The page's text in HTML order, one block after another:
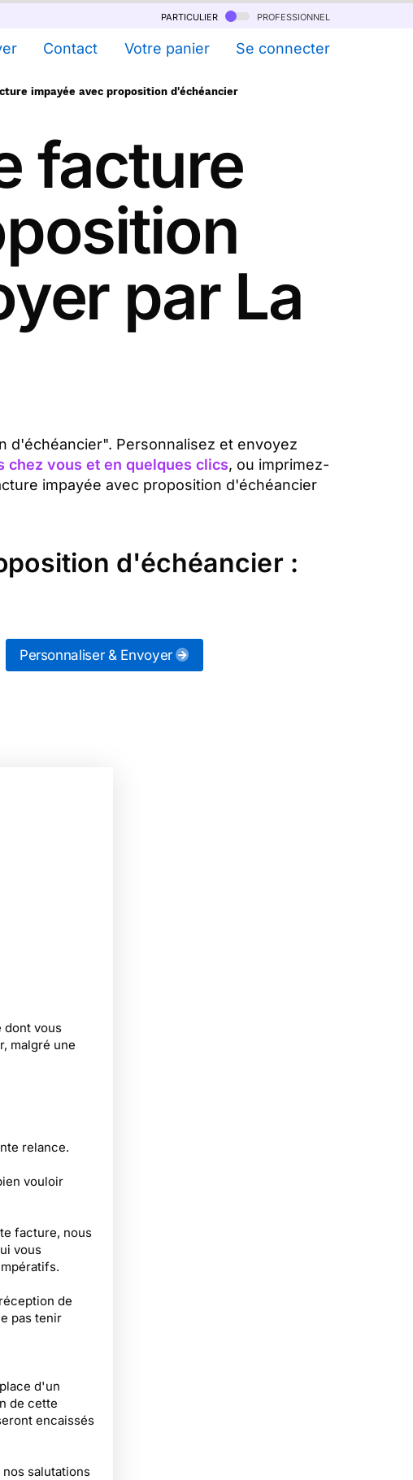
particulier professionnel
Contact Votre panier Se connecter
impayée avec proposition d'échéancier
facture
par La
d'échéancier". Personnalisez et envoyez
chez vous et en quelques clics, ou imprimez-
impayée avec proposition d'échéancier
d'échéancier :
Personnaliser & Envoyer
dont vous
malgré une
relance.
vouloir
facture, nous
vous
de
pas tenir
d'un
de cette
encaissés
salutations